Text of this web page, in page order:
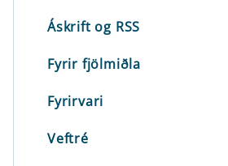
Áskrift og RSS
Fyrir fjölmiðla
Fyrirvari
Veftré